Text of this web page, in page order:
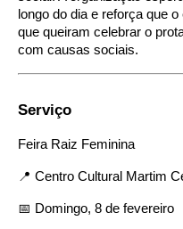
longo do dia e reforça que
que queiram celebrar o
com causas sociais.
Serviço
Feira Raiz Feminina
📍 Centro Cultural Martim
📅 Domingo, 8 de fevereiro